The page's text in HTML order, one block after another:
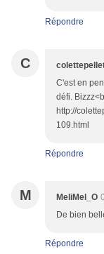
Répondre
C
C'est en
défi.
http://
109.html
Répondre
M MeliMel_O
De bien
Répondre